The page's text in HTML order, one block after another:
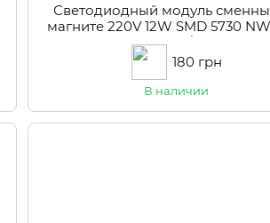
Светодиодный модуль
магните 220V 12W SMD 5730
(LW-03/24)
180 грн
В наличии